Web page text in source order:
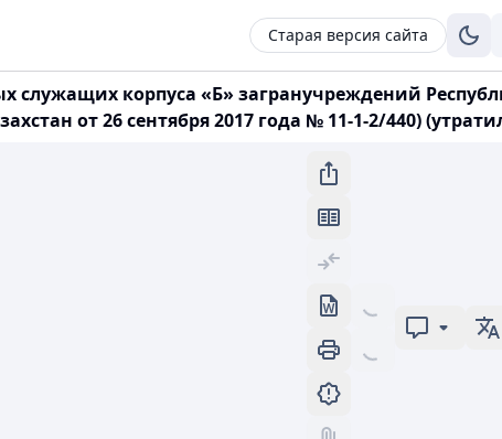
Старая версия сайта
корпуса «Б» загранучреждений
от 26 сентября 2017 года № 11-1-2/440)